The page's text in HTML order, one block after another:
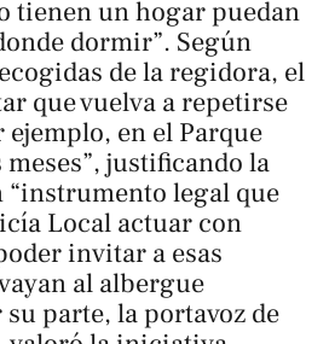
tienen un hogar puedan
dormir”. Según
de la regidora, el
que vuelva a repetirse
ejemplo, en el Parque
justificando la
legal que
Local actuar con
invitar a esas
al albergue
parte, la portavoz de